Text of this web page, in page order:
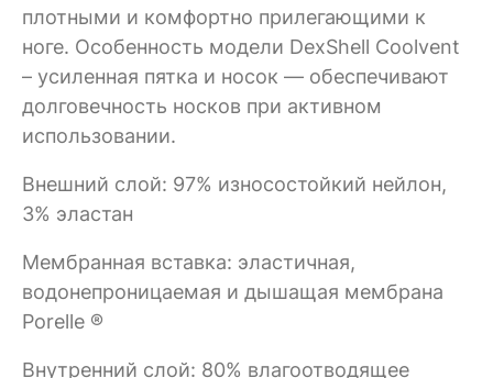
плотными и комфортно прилегающими к
ноге. Особенность модели DexShell Coolvent
– усиленная пятка и носок — обеспечивают
долговечность носков при активном
использовании.
Внешний слой: 97% износостойкий нейлон,
3% эластан
Мембранная вставка: эластичная,
водонепроницаемая и дышащая мембрана
Porelle ®
Внутренний слой: 80% влагоотводящее